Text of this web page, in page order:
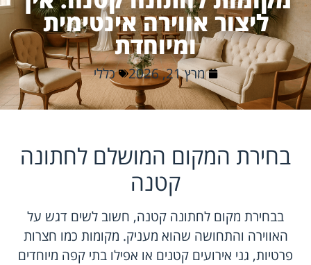
ליצור אווירה אינטימית
ומיוחדת
מרץ 21, 2026 כללי
בחירת המקום המושלם לחתונה
קטנה
בבחירת מקום לחתונה קטנה, חשוב לשים דגש על
האווירה והתחושה שהוא מעניק. מקומות כמו חצרות
פרטיות, גני אירועים קטנים או אפילו בתי קפה מיוחדים